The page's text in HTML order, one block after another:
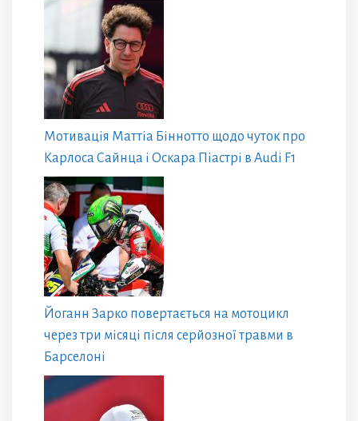
Мотивація Маттіа Біннотто щодо чуток про
Карлоса Сайнца і Оскара Піастрі в Audi F1
Йоганн Зарко повертається на мотоцикл
через три місяці після серйозної травми в
Барселоні